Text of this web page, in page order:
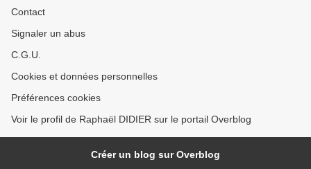
Contact
Signaler un abus
C.G.U.
Cookies et données personnelles
Préférences cookies
Voir le profil de Raphaël DIDIER sur le portail Overblog
Créer un blog sur Overblog